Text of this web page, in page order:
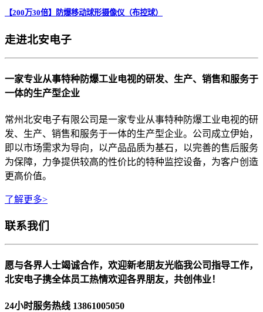
【200万30倍】防爆移动球形摄像仪（布控球）
走进北安电子
一家专业从事特种防爆工业电视的研发、生产、销售和服务于
一体的生产型企业
常州北安电子有限公司是一家专业从事特种防爆工业电视的研
发、生产、销售和服务于一体的生产型企业。公司成立伊始，
即以市场需求为导向，以产品品质为基石，以完善的售后服务
为保障，力争提供较高的性价比的特种监控设备，为客户创造
更高价值。
了解更多>
联系我们
愿与各界人士竭诚合作，欢迎新老朋友光临我公司指导工作，
北安电子携全体员工热情欢迎各界朋友，共创伟业！
24小时服务热线 13861005050